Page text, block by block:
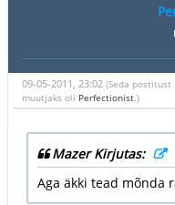
09-05-2011, 23:02 (Seda
muutjaks oli Perfectionist.)
Mazer Kirjutas:
Aga äkki tead mõnda